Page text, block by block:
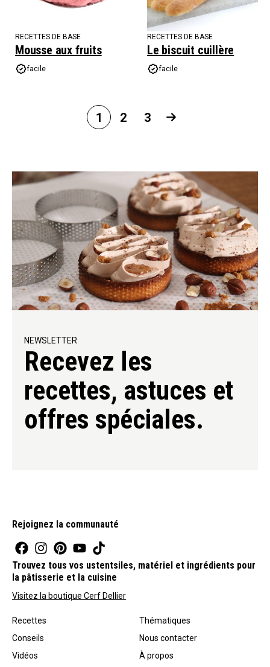
RECETTES DE BASE
Mousse aux fruits
facile
RECETTES DE BASE
Le biscuit cuillère
facile
1 2 3
NEWSLETTER
Recevez les
recettes, astuces et
offres spéciales.
Rejoignez la communauté
Trouvez tous vos ustentsiles, matériel et ingrédients pour
la pâtisserie et la cuisine
Visitez la boutique Cerf Dellier
Recettes
Conseils
Vidéos
Thématiques
Nous contacter
À propos